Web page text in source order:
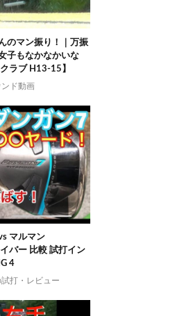
のマン振り！｜万振
子もなかなかいな
ラブ H13-15】
ド動画
マルマン
バー 比較 試打イン
4
試打・レビュー